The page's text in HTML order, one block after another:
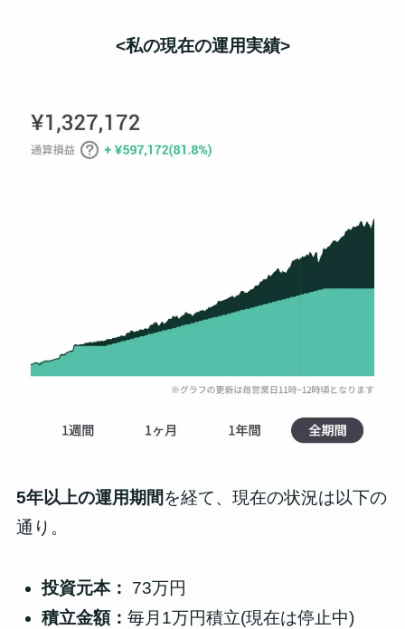
<私の現在の運用実績>
5年以上の運用期間を経て、現在の状況は以下の
通り。
投資元本：
73万円
積立金額：毎月1万円積立(現在は停止中)